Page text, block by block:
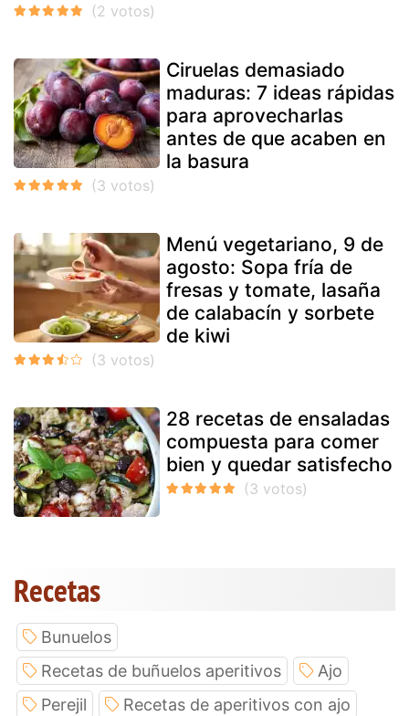
Ciruelas demasiado
maduras: 7 ideas rápidas
para aprovecharlas
antes de que acaben en
la basura
Menú vegetariano, 9 de
agosto: Sopa fría de
fresas y tomate, lasaña
de calabacín y sorbete
de kiwi
28 recetas de ensaladas
compuesta para comer
bien y quedar satisfecho
Recetas
Bunuelos
Recetas de buñuelos aperitivos
Ajo
Perejil
Recetas de aperitivos con ajo